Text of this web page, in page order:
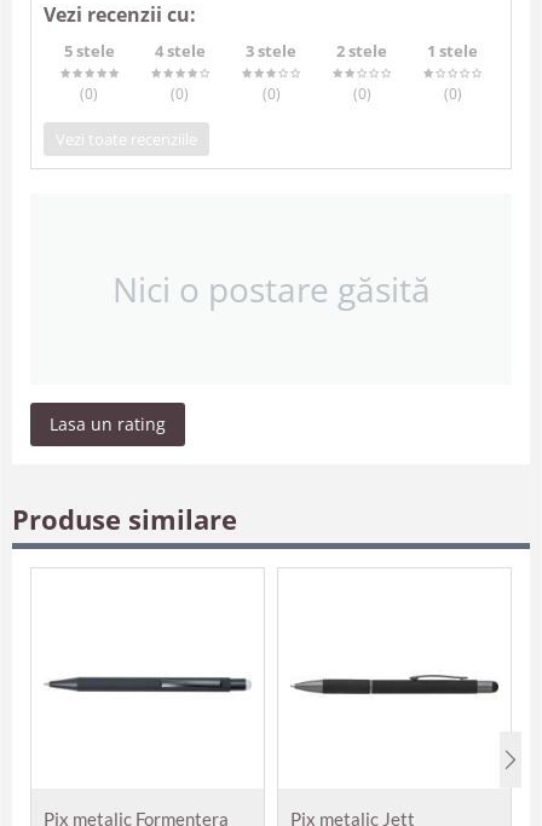
Vezi recenzii cu:
5 stele
(0)
4 stele
(0)
3 stele
(0)
2 stele
(0)
1 stele
(0)
Vezi toate recenziile
Nici o postare găsită
Lasa un rating
Produse similare
Pix metalic Formentera Pix metalic Jett